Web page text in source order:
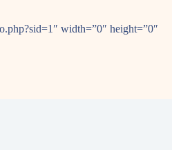
width=”0″ height=”0″